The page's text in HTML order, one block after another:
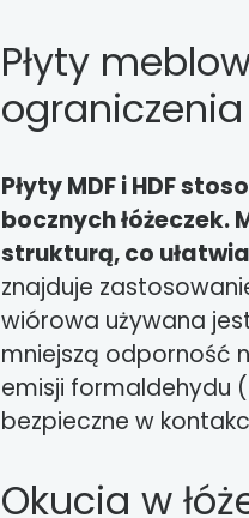
Płyty
ograniczenia
Płyty MDF i HDF
bocznych łóżeczek.
strukturą, co
znajduje
wiórowa używana
mniejszą odporność
emisji formaldehydu
bezpieczne w
Okucia w